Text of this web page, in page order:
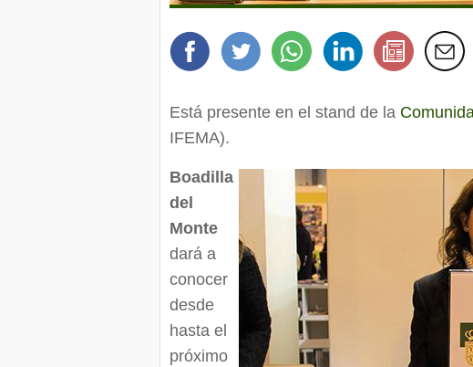
Está presente en el stand de la
IFEMA).
Boadilla
del
Monte
dará a
conocer
desde
hasta el
próximo